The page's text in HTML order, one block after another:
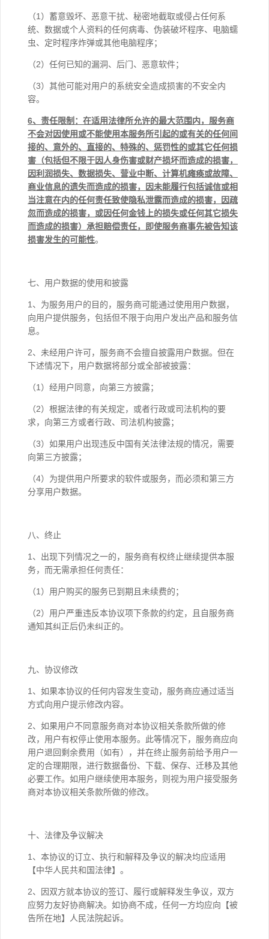
（1）蓄意毁坏、恶意干扰、秘密地截取或侵占任何系
统、数据或个人资料的任何病毒、伪装破坏程序、电脑蠕
虫、定时程序炸弹或其他电脑程序；
（2）任何已知的漏洞、后门、恶意软件；
（3）其他可能对用户的系统安全造成损害的不安全内
容。
6、责任限制：在适用法律所允许的最大范围内，服务商
不会对因使用或不能使用本服务所引起的或有关的任何间
接的、意外的、直接的、特殊的、惩罚性的或其它任何损
害（包括但不限于因人身伤害或财产损坏而造成的损害，
因利润损失、数据损失、营业中断、计算机瘫痪或故障、
商业信息的遗失而造成的损害，因未能履行包括诚信或相
当注意在内的任何责任致使隐私泄露而造成的损害，因疏
忽而造成的损害，或因任何金钱上的损失或任何其它损失
而造成的损害）承担赔偿责任，即使服务商事先被告知该
损害发生的可能性。
七、用户数据的使用和披露
1、为服务用户的目的，服务商可能通过使用用户数据，
向用户提供服务，包括但不限于向用户发出产品和服务信
息。
2、未经用户许可，服务商不会擅自披露用户数据。但在
下述情况下，用户数据将部分或全部被披露：
（1）经用户同意，向第三方披露；
（2）根据法律的有关规定，或者行政或司法机构的要
求，向第三方或者行政、司法机构披露；
（3）如果用户出现违反中国有关法律法规的情况，需要
向第三方披露；
（4）为提供用户所要求的软件或服务，而必须和第三方
分享用户数据。
八、终止
1、出现下列情况之一的，服务商有权终止继续提供本服
务，而无需承担任何责任：
（1）用户购买的服务已到期且未续费的；
（2）用户严重违反本协议项下条款的约定，且自服务商
通知其纠正后仍未纠正的。
九、协议修改
1、如果本协议的任何内容发生变动，服务商应通过适当
方式向用户提示修改内容。
2、如果用户不同意服务商对本协议相关条款所做的修
改，用户有权停止使用本服务。此等情况下，服务商应向
用户退回剩余费用（如有），并在终止服务前给予用户一
定的合理期限，进行数据备份、下载、保存、迁移及其他
必要工作。如用户继续使用本服务，则视为用户接受服务
商对本协议相关条款所做的修改。
十、法律及争议解决
1、本协议的订立、执行和解释及争议的解决均应适用
【中华人民共和国法律】。
2、因双方就本协议的签订、履行或解释发生争议，双方
应努力友好协商解决。如协商不成，任何一方均应向【被
告所在地】人民法院起诉。